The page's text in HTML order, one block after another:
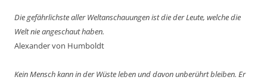
Die gefährlichste aller Weltanschauungen ist die der Leute, welche die
Welt nie angeschaut haben.
Alexander von Humboldt
Kein Mensch kann in der Wüste leben und davon unberührt bleiben. Er